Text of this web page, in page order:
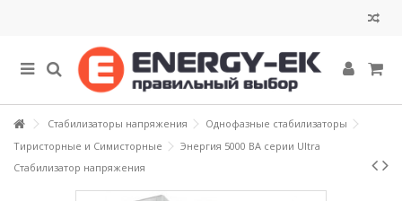
Стабилизаторы напряжения
Однофазные стабилизаторы
Тиристорные и Симисторные
Энергия 5000 ВА серии Ultra
Стабилизатор напряжения